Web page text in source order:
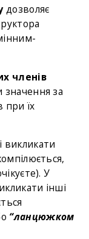
дозволяє
членів
значення за
при їх
викликати
У
інші
“ланцюжком